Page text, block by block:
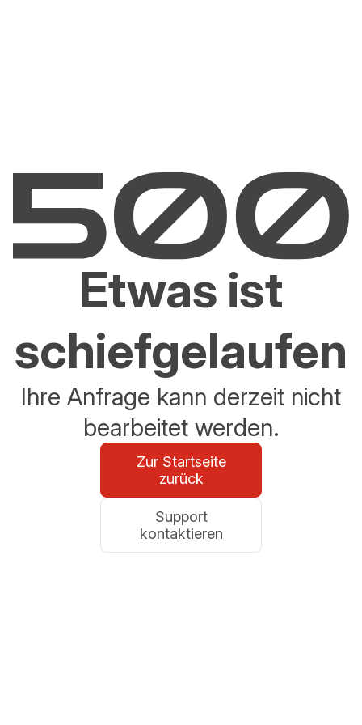
Etwas ist
schiefgelaufen
Ihre Anfrage kann derzeit nicht
bearbeitet werden.
Zur Startseite
zurück
Support
kontaktieren